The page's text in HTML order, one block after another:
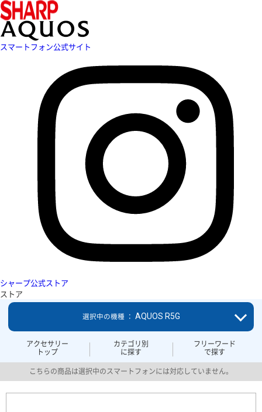
スマートフォン公式サイト
シャープ公式ストア
ストア
アクセサリー
トップ
カテゴリ別
に探す
フリーワード
で探す
選択中の機種 ： AQUOS R5G
こちらの商品は選択中のスマートフォンには対応していません。